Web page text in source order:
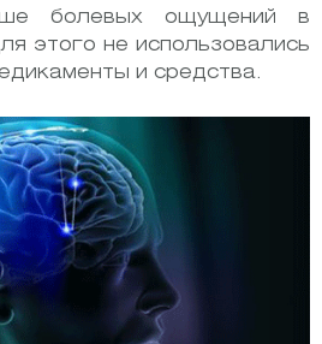
болевых ощущений в
этого не использовались
и средства.